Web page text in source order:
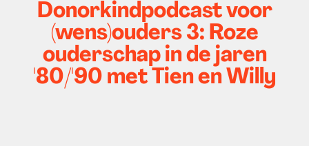
Donorkindpodcast voor
(wens)ouders 3: Roze
ouderschap in de jaren
'80/'90 met Tien en Willy